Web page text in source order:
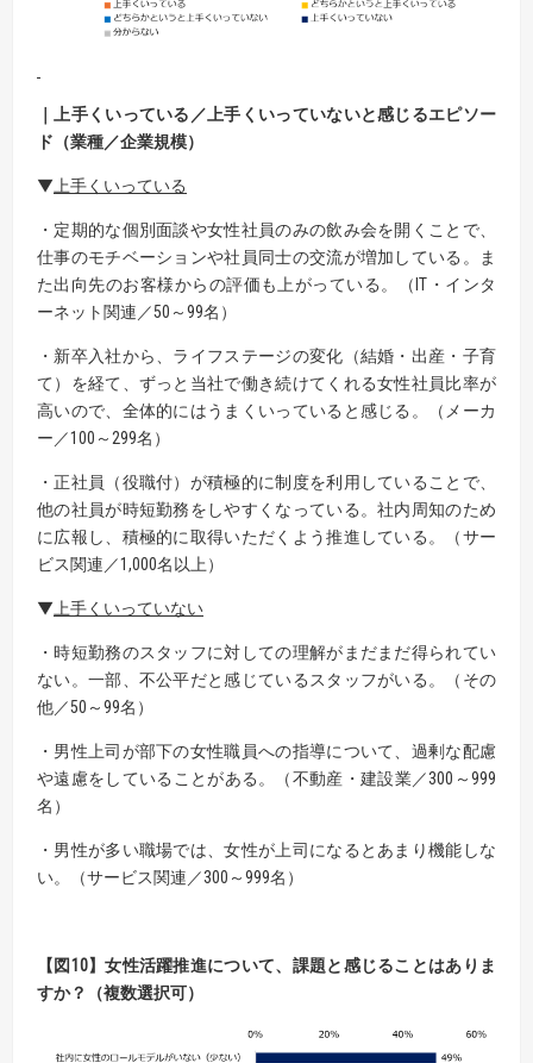
｜上手くいっている／上手くいっていないと感じるエピソー
ド（業種／企業規模）
▼上手くいっている
・定期的な個別面談や女性社員のみの飲み会を開くことで、
仕事のモチベーションや社員同士の交流が増加している。ま
た出向先のお客様からの評価も上がっている。（IT・インタ
ーネット関連／50～99名）
・新卒入社から、ライフステージの変化（結婚・出産・子育
て）を経て、ずっと当社で働き続けてくれる女性社員比率が
高いので、全体的にはうまくいっていると感じる。（メーカ
ー／100～299名）
・正社員（役職付）が積極的に制度を利用していることで、
他の社員が時短勤務をしやすくなっている。社内周知のため
に広報し、積極的に取得いただくよう推進している。（サー
ビス関連／1,000名以上）
▼上手くいっていない
・時短勤務のスタッフに対しての理解がまだまだ得られてい
ない。一部、不公平だと感じているスタッフがいる。（その
他／50～99名）
・男性上司が部下の女性職員への指導について、過剰な配慮
や遠慮をしていることがある。（不動産・建設業／300～999
名）
・男性が多い職場では、女性が上司になるとあまり機能しな
い。（サービス関連／300～999名）
【 図10】女性活躍推進について、課題と感じることはありま
すか？（複数選択可）